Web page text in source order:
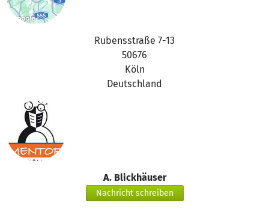
Rubensstraße 7-13
50676
Köln
Deutschland
A. Blickhäuser
Nachricht schreiben